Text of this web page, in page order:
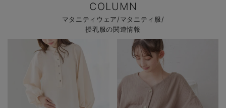
COLUMN
マタニティウェア/マタニティ服/
授乳服の関連情報